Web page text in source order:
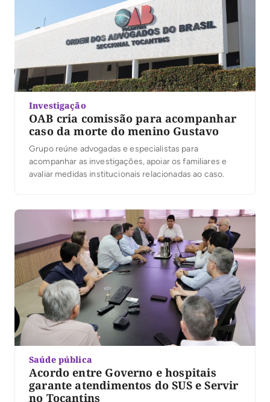
Investigação
OAB cria comissão para acompanhar
caso da morte do menino Gustavo
Grupo reúne advogadas e especialistas para
acompanhar as investigações, apoiar os familiares e
avaliar medidas institucionais relacionadas ao caso.
Saúde pública
Acordo entre Governo e hospitais
garante atendimentos do SUS e Servir
no Tocantins